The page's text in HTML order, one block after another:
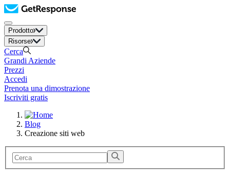
Prodotto
Risorse
Cerca
Grandi Aziende
Prezzi
Accedi
Prenota una dimostrazione
Iscriviti gratis
Blog
Creazione siti web